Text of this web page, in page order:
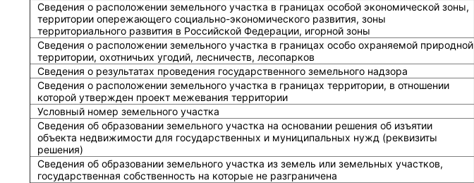
Сведения о расположении земельного участка в границах особой экономической зоны,
территории опережающего социально-экономического развития, зоны
территориального развития в Российской Федерации, игорной зоны
Сведения о расположении земельного участка в границах особо охраняемой природной
территории, охотничьих угодий, лесничеств, лесопарков
Сведения о результатах проведения государственного земельного надзора
Сведения о расположении земельного участка в границах территории, в отношении
которой утвержден проект межевания территории
Условный номер земельного участка
Сведения об образовании земельного участка на основании решения об изъятии
объекта недвижимости для государственных и муниципальных нужд (реквизиты
решения)
Сведения об образовании земельного участка из земель или земельных участков,
государственная собственность на которые не разграничена